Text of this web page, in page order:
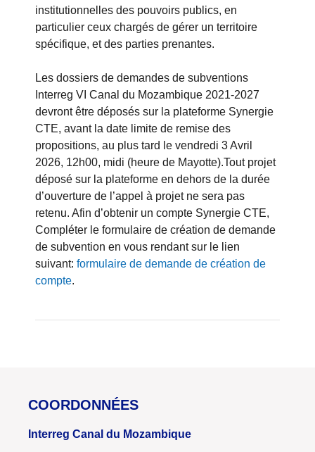
institutionnelles des pouvoirs publics, en
particulier ceux chargés de gérer un territoire
spécifique, et des parties prenantes.
Les dossiers de demandes de subventions
Interreg VI Canal du Mozambique 2021-2027
devront être déposés sur la plateforme Synergie
CTE, avant la date limite de remise des
propositions, au plus tard le vendredi 3 Avril
2026, 12h00, midi (heure de Mayotte).Tout projet
déposé sur la plateforme en dehors de la durée
d’ouverture de l’appel à projet ne sera pas
retenu. Afin d’obtenir un compte Synergie CTE,
Compléter le formulaire de création de demande
de subvention en vous rendant sur le lien
suivant:formulaire de demande de création de
compte.
COORDONNÉES
Interreg Canal du Mozambique